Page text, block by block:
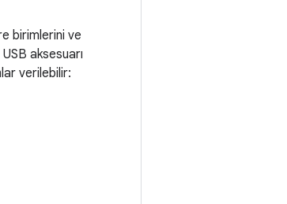
birimlerini ve
aksesuarı
verilebilir: